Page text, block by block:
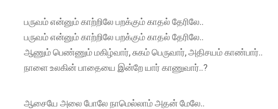
பருவம் என்னும் காற்றிலே பறக்கும் காதல் தேரிலே..
பருவம் என்னும் காற்றிலே பறக்கும் காதல் தேரிலே..
ஆணும் பெண்ணும் மகிழ்வார், சுகம் பெருவார், அதிசயம் காண்பார்..
நாளை உலகின் பாதையை இன்றே யார் காணுவார்..?
ஆசையே அலை போலே நாமெல்லாம் அதன் மேலே..